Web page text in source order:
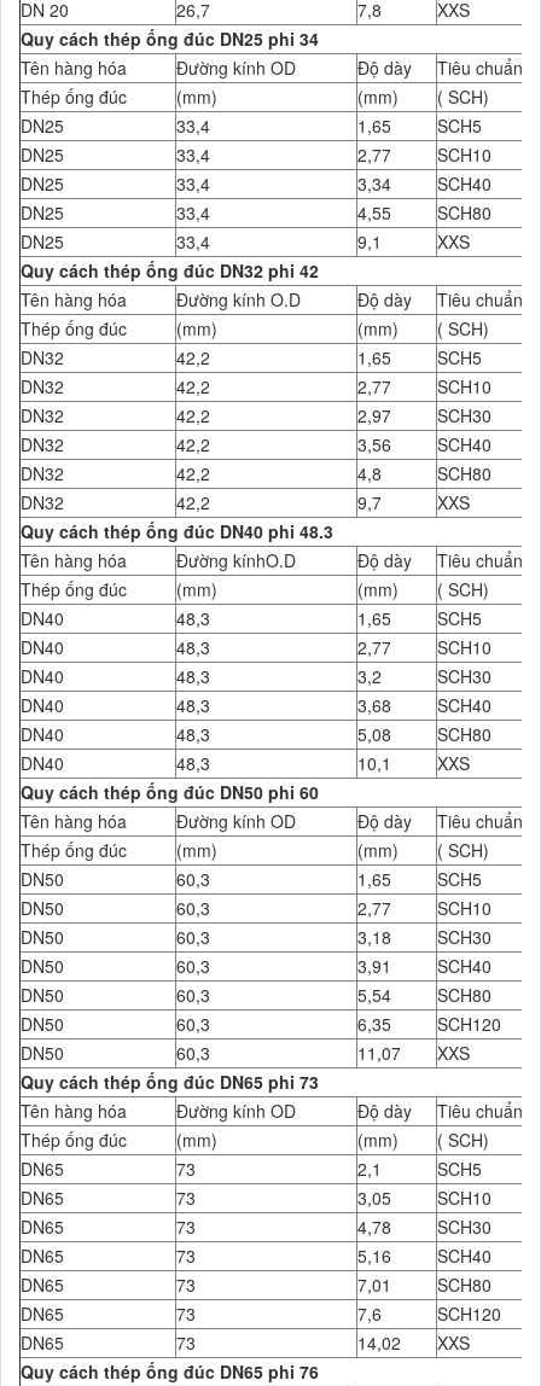
DN 20 26,7 7,8
XXS
Quy cách thép ống đúc DN25 phi 34
Tên hàng hóa
Đường kính OD Độ dày
Tiêu chuẩn
Thép ống đúc
(mm) (mm)
( SCH)
DN25
33,4 1,65
SCH5
DN25
33,4 2,77
SCH10
DN25
33,4 3,34
SCH40
DN25
33,4 4,55
SCH80
DN25
33,4 9,1
XXS
Quy cách thép ống đúc DN32 phi 42
Tên hàng hóa
Đường kính O.D Độ dày
Tiêu chuẩn
Thép ống đúc
(mm) (mm)
( SCH)
DN32
42,2 1,65
SCH5
DN32
42,2 2,77
SCH10
DN32
42,2 2,97
SCH30
DN32
42,2 3,56
SCH40
DN32
42,2 4,8
SCH80
DN32
42,2 9,7
XXS
Quy cách thép ống đúc DN40 phi 48.3
Tên hàng hóa
Đường kínhO.D Độ dày
Tiêu chuẩn
Thép ống đúc
(mm) (mm)
( SCH)
DN40
48,3 1,65
SCH5
DN40
48,3 2,77
SCH10
DN40
48,3 3,2
SCH30
DN40
48,3 3,68
SCH40
DN40
48,3 5,08
SCH80
DN40
48,3 10,1
XXS
Quy cách thép ống đúc DN50 phi 60
Tên hàng hóa
Đường kính OD Độ dày
Tiêu chuẩn
Thép ống đúc
(mm) (mm)
( SCH)
DN50
60,3 1,65
SCH5
DN50
60,3 2,77
SCH10
DN50
60,3 3,18
SCH30
DN50
60,3 3,91
SCH40
DN50
60,3 5,54
SCH80
DN50
60,3 6,35
SCH120
DN50
60,3 11,07
XXS
Quy cách thép ống đúc DN65 phi 73
Tên hàng hóa
Đường kính OD Độ dày
Tiêu chuẩn
Thép ống đúc
(mm) (mm)
( SCH)
DN65
73 2,1
SCH5
DN65
73 3,05
SCH10
DN65
73 4,78
SCH30
DN65
73 5,16
SCH40
DN65
73 7,01
SCH80
DN65
73 7,6
SCH120
DN65
73 14,02
XXS
Quy cách thép ống đúc DN65 phi 76